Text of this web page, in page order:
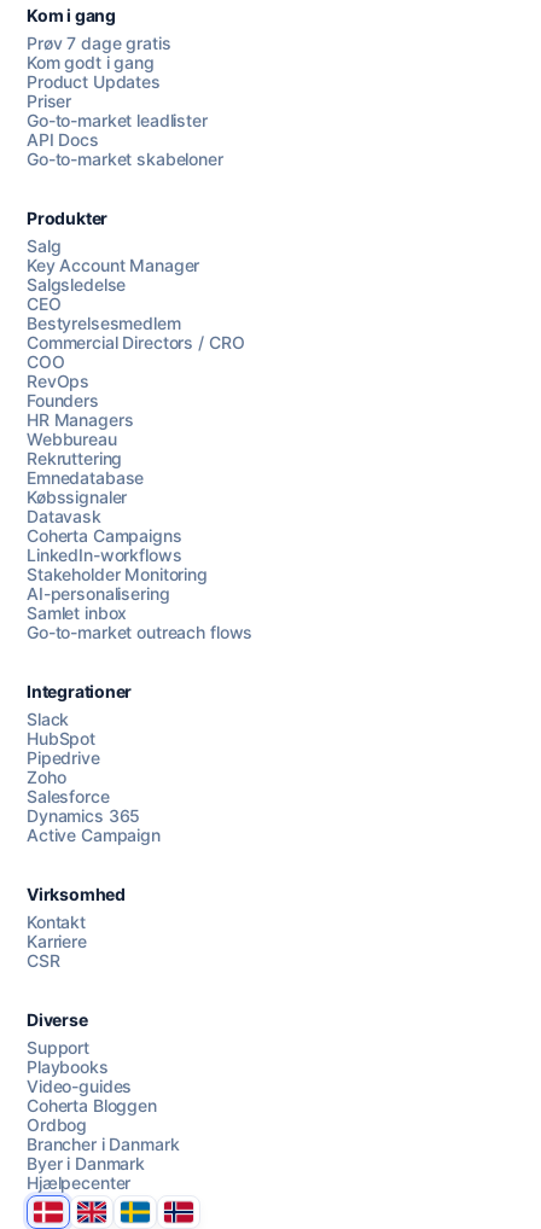
Chat med os
AI Campaign Assist
Kom i gang
Prøv 7 dage gratis
Kom godt i gang
Product Updates
Priser
Go-to-market leadlister
API Docs
Go-to-market skabeloner
Produkter
Salg
Key Account Manager
Salgsledelse
CEO
Bestyrelsesmedlem
Commercial Directors / CRO
COO
RevOps
Founders
HR Managers
Webbureau
Rekruttering
Emnedatabase
Købssignaler
Datavask
Coherta Campaigns
LinkedIn-workflows
Stakeholder Monitoring
AI-personalisering
Samlet inbox
Go-to-market outreach flows
Integrationer
Slack
HubSpot
Pipedrive
Zoho
Salesforce
Dynamics 365
Active Campaign
Virksomhed
Kontakt
Karriere
CSR
Diverse
Support
Playbooks
Video-guides
Coherta Bloggen
Ordbog
Brancher i Danmark
Byer i Danmark
Hjælpecenter
DanmarkUnited Kingdom
SverigeNorge